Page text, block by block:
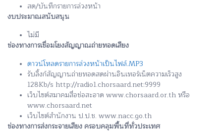
สด/บันทึกรายการล่วงหน้า
งบประมาณสนับสนุน
ไม่มี
ช่องทางการเชื่อมโยงสัญญาณถ่ายทอดเสียง
ดาวน์โหลดรายการล่วงหน้าเป็นไฟล์.MP3
รับลิ้งก์สัญญานถ่ายทอดสดผ่านอินเทอร์เน็ตความเร็วสูง
128Kb/s http://radio1.chorsaard.net:9999
เว็บไซต์สมาคมสื่อช่อสะอาด www.chorsaard.or.th หรือ
www.chorsaard.net
เว็บไซต์สำนักงาน ป.ป.ช. www.nacc.go.th
ช่องทางการส่งกระจายเสียง ครอบคลุมพื้นที่ทั่วประเทศ